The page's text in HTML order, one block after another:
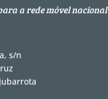
a rede móvel nacional
s/n